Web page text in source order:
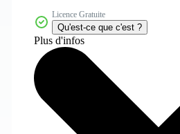
Licence Gratuite
Qu'est-ce que c'est ?
Plus d'infos